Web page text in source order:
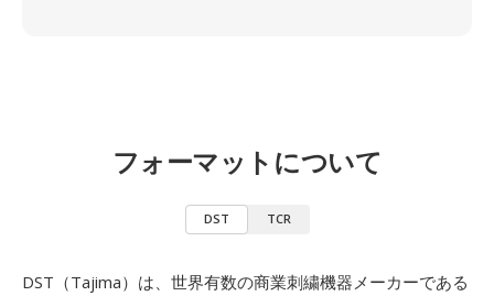
フォーマットについて
DST TCR
DST（Tajima）は、世界有数の商業刺繍機器メーカーである